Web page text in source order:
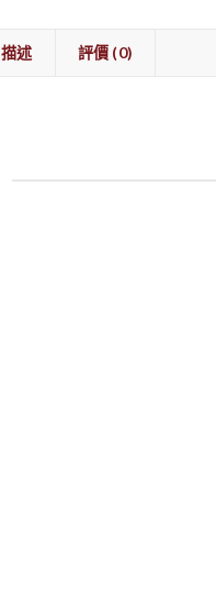
描述 評價 (0)